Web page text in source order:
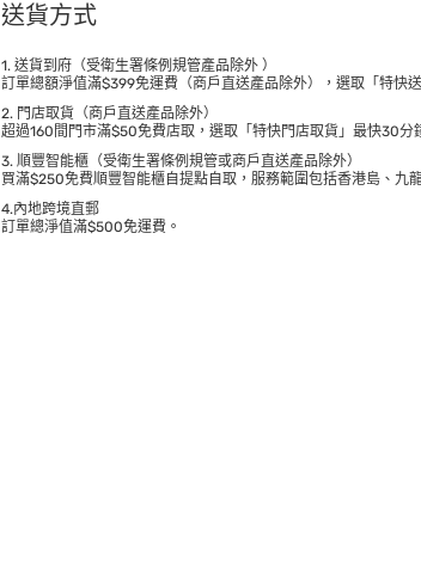
送貨方式
1. 送貨到府（受衛生署條例規管產品除外 ）
訂單總額淨值滿$399免運費（商戶直送產品除外），選取「特快
2. 門店取貨（商戶直送產品除外）
超過160間門市滿$50免費店取，選取「特快門店取貨」最快30分
3. 順豐智能櫃（受衛生署條例規管或商戶直送產品除外）
買滿$250免費順豐智能櫃自提點自取，服務範圍包括香港島、九
4.內地跨境直郵
訂單總淨值滿$500免運費。